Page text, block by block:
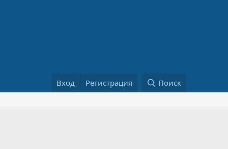
Вход Регистрация Поиск